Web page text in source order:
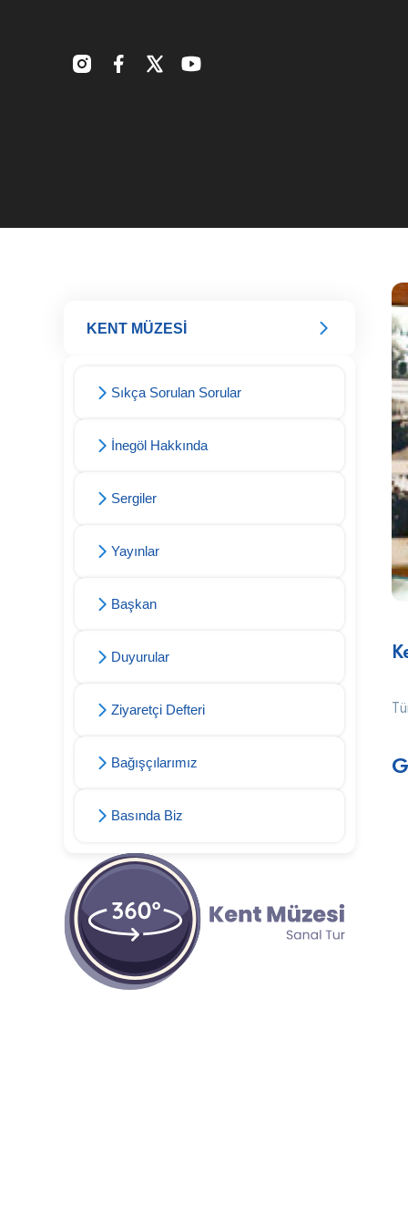
KENT MÜZESİ
Sıkça Sorulan Sorular
İnegöl Hakkında
Sergiler
Yayınlar
Başkan
Duyurular
Ziyaretçi Defteri
Bağışçılarımız
Basında Biz